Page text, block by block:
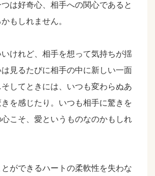
は好奇心、相手への関心であると
もしれません。
けれど、相手を想って気持ちが揺
見るたびに相手の中に新しい一面
してときには、いつも変わらぬあ
を感じたり。いつも相手に驚きを
こそ、愛というものなのかもしれ
ができるハートの柔軟性を失わな